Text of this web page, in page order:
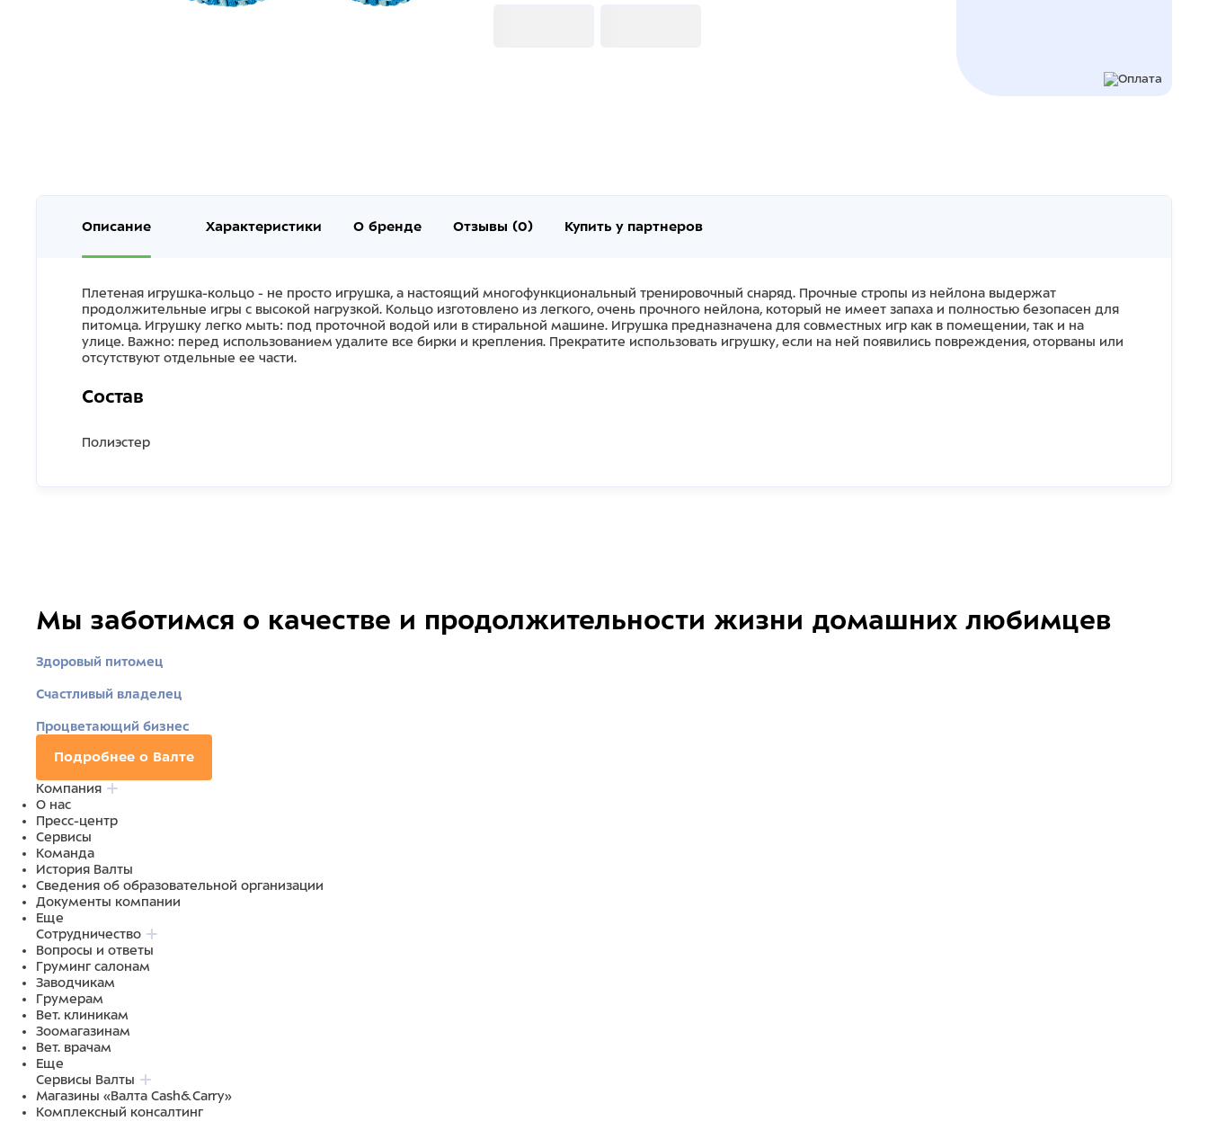
Описание Характеристики О бренде Отзывы (0) Купить у партнеров
Плетеная игрушка-кольцо - не просто игрушка, а настоящий многофункциональный тренировочный снаряд. Прочные стропы из нейлона выдержат
продолжительные игры с высокой нагрузкой. Кольцо изготовлено из легкого, очень прочного нейлона, который не имеет запаха и полностью безопасен для
питомца. Игрушку легко мыть: под проточной водой или в стиральной машине. Игрушка предназначена для совместных игр как в помещении, так и на
улице. Важно: перед использованием удалите все бирки и крепления. Прекратите использовать игрушку, если на ней появились повреждения, оторваны или
отсутствуют отдельные ее части.
Состав
Полиэстер
Мы заботимся о качестве и продолжительности жизни домашних любимцев
Здоровый питомец
Счастливый владелец
Процветающий бизнес
Подробнее о Валте
Компания
О нас
Пресс-центр
Сервисы
Команда
История Валты
Сведения об образовательной организации
Документы компании
Еще
Сотрудничество
Вопросы и ответы
Груминг салонам
Заводчикам
Грумерам
Вет. клиникам
Зоомагазинам
Вет. врачам
Еще
Сервисы Валты
Магазины «Валта Cash&Carry»
Комплексный консалтинг